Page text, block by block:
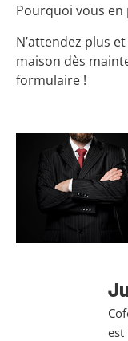
Pourquoi vous en
N’attendez plus
maison dès
formulaire !
est